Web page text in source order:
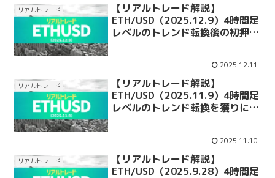
リアルトレード
【リアルトレード解説】
ETH/USD（2025.12.9）4時間足
レベルのトレンド転換後の初押し
2025.12.11
リアルトレード
【リアルトレード解説】
ETH/USD（2025.11.9）4時間足
レベルのトレンド転換を獲りにい
2025.11.10
リアルトレード
【リアルトレード解説】
ETH/USD（2025.9.28）4時間足